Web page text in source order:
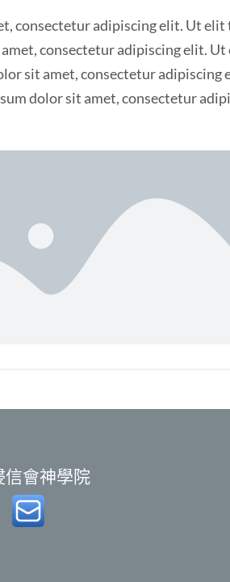
consectetur adipiscing elit. Ut elit
consectetur adipiscing elit.
sit amet, consectetur adipiscing
dolor sit amet, consectetur
會神學院